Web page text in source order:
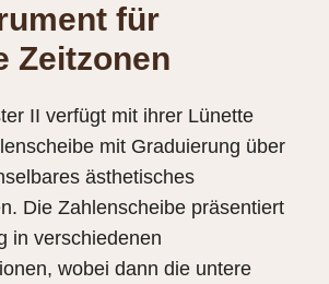
für
Zeitzonen
II verfügt mit ihrer Lünette
mit Graduierung über
ästhetisches
Die Zahlenscheibe präsentiert
in verschiedenen
wobei dann die untere